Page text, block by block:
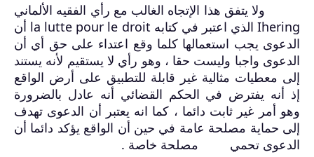
ولا يتفق هذا الإتجاه الغالب مع رأي الفقيه الألماني
Iheringالذي اعتبر في كتابه la lutte pour le droit أن
الدعوى يجب استعمالها كلما وقع اعتداء على حق أي أن
الدعوى واجبا وليست حقا ، وهو رأي لا يستقيم لأنه يستند
إلى معطيات مثالية غير قابلة للتطبيق على أرض الواقع
إذ أنه يفترض في الحكم القضائي أنه عادل بالضرورة
وهو أمر غير ثابت دائما ، كما انه يعتبر أن الدعوى تهدف
إلى حماية مصلحة عامة في حين أن الواقع يؤكد دائما أن
الدعوى تحمي مصلحة خاصة .